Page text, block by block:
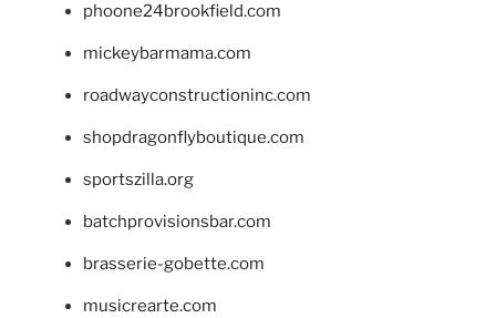
phoone24brookfield.com
mickeybarmama.com
roadwayconstructioninc.com
shopdragonflyboutique.com
sportszilla.org
batchprovisionsbar.com
brasserie-gobette.com
musicrearte.com